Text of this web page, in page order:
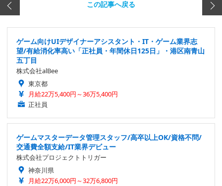
この記事へ戻る
ゲーム向けUIデザイナーアシスタント・IT・ゲーム業界志
望/有給消化率高い「正社員・年間休日125日」・港区南青山
五丁目
株式会社alBee
東京都
月給22万5,400円～36万5,400円
正社員
ゲームマスターデータ管理スタッフ/高卒以上OK/資格不問/
交通費全額支給/IT業界デビュー
株式会社プロジェクトトリガー
神奈川県
月給22万6,000円～32万6,800円